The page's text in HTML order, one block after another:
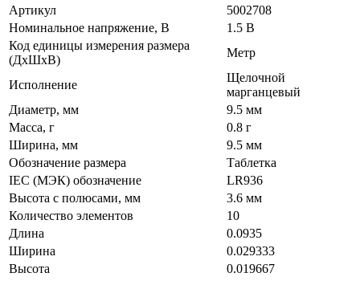
Артикул
5002708
Номинальное напряжение, В
1.5 В
Код единицы измерения размера
(ДхШхВ)
Метр
Исполнение
Щелочной
марганцевый
Диаметр, мм
9.5 мм
Масса, г
0.8 г
Ширина, мм
9.5 мм
Обозначение размера
Таблетка
IEC (МЭК) обозначение
LR936
Высота с полюсами, мм
3.6 мм
Количество элементов
10
Длина
0.0935
Ширина
0.029333
Высота
0.019667